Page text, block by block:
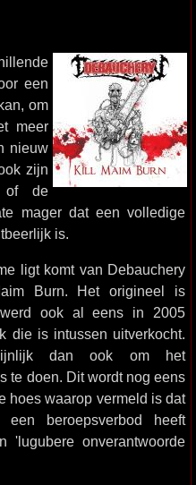
een
om
meer
nieuw
zijn
of de
mager dat een volledige
is.
ligt komt van Debauchery
Burn. Het origineel is
ook al eens in 2005
die is intussen uitverkocht.
dan ook om het
te doen. Dit wordt nog eens
hoes waarop vermeld is dat
beroepsverbod heeft
'lugubere onverantwoorde